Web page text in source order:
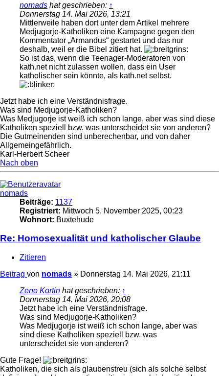
nomads hat geschrieben: ↑
Donnerstag 14. Mai 2026, 13:21
Mittlerweile haben dort unter dem Artikel mehrere
Medjugorje-Katholiken eine Kampagne gegen den
Kommentator „Armandus“ gestartet und das nur
deshalb, weil er die Bibel zitiert hat.
So ist das, wenn die Teenager-Moderatoren von
kath.net nicht zulassen wollen, dass ein User
katholischer sein könnte, als kath.net selbst.
Jetzt habe ich eine Verständnisfrage.
Was sind Medjugorje-Katholiken?
Was Medjugorje ist weiß ich schon lange, aber was sind diese
Katholiken speziell bzw. was unterscheidet sie von anderen?
Die Gutmeinenden sind unberechenbar, und von daher
Allgemeingefährlich.
Karl-Herbert Scheer
Nach oben
nomads
Beiträge: 1137
Registriert: Mittwoch 5. November 2025, 00:23
Wohnort: Buxtehude
Re: Homosexualität und katholischer Glaube
Zitieren
Beitrag von nomads » Donnerstag 14. Mai 2026, 21:11
Zeno Kortin hat geschrieben: ↑
Donnerstag 14. Mai 2026, 20:08
Jetzt habe ich eine Verständnisfrage.
Was sind Medjugorje-Katholiken?
Was Medjugorje ist weiß ich schon lange, aber was
sind diese Katholiken speziell bzw. was
unterscheidet sie von anderen?
Gute Frage!
Katholiken, die sich als glaubenstreu (sich als solche selbst